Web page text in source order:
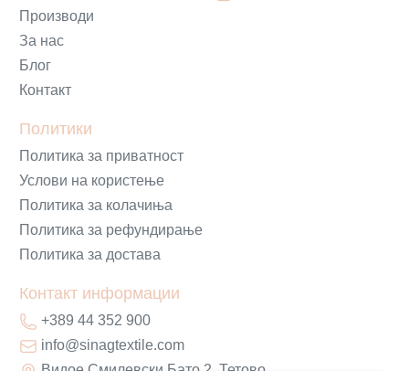
Производи
За нас
Блог
Контакт
Политики
Политика за приватност
Услови на користење
Политика за колачиња
Политика за рефундирање
Политика за достава
Контакт информации
+389 44 352 900
info@sinagtextile.com